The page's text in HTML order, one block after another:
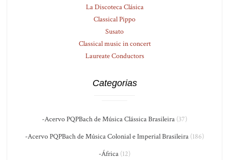
La Discoteca Clásica
Classical Pippo
Susato
Classical music in concert
Laureate Conductors
Categorias
-Acervo PQPBach de Música Clássica Brasileira (37)
-Acervo PQPBach de Música Colonial e Imperial Brasileira (186)
-África (12)